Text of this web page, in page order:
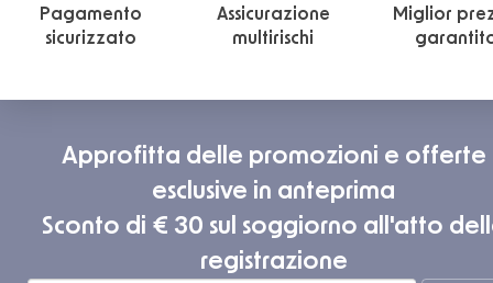
Pagamento
sicurizzato
Assicurazione
multirischi
Miglior
Approfitta delle promozioni e offerte
esclusive in anteprima
Sconto di € 30 sul soggiorno all'atto
registrazione